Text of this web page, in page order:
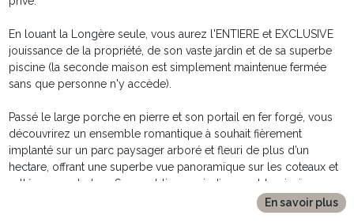
En louant la Longère seule, vous aurez l'ENTIERE et EXCLUSIVE
jouissance de la propriété, de son vaste jardin et de sa superbe
piscine (la seconde maison est simplement maintenue fermée
sans que personne n'y accède).
Passé le large porche en pierre et son portail en fer forgé, vous
découvrirez un ensemble romantique à souhait fièrement
implanté sur un parc paysager arboré et fleuri de plus d’un
hectare, offrant une superbe vue panoramique sur les coteaux et
vallée en contrebas. Sans oublier son indispensable piscine
privée de 10mx5m, avec volet roulant, vous invitant au farniente
En savoir plus